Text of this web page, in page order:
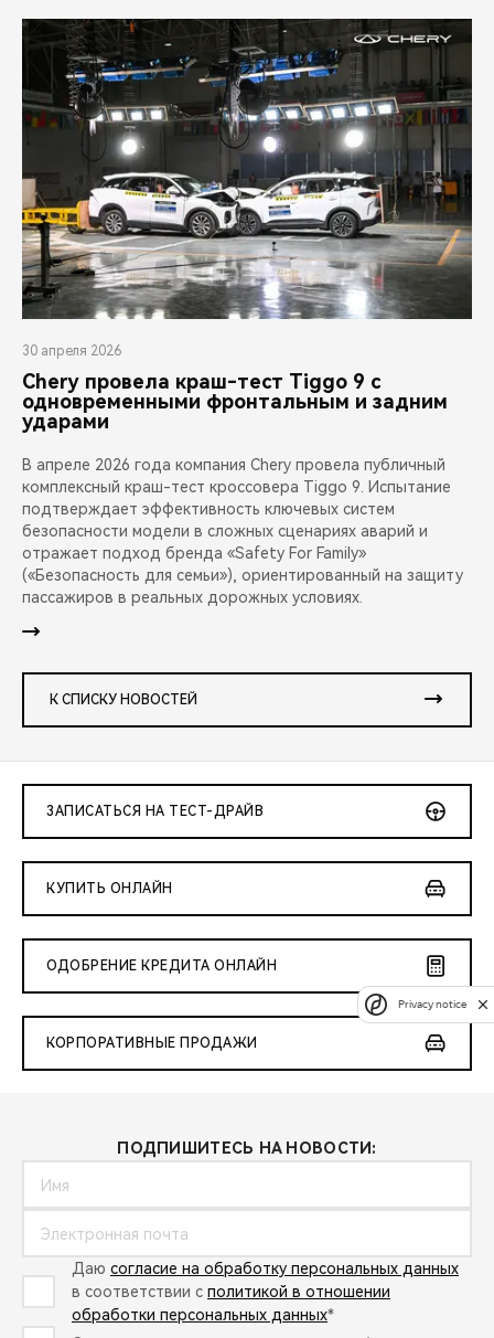
30 апреля 2026
Chery провела краш-тест Tiggo 9 с
одновременными фронтальным и задним
ударами
В апреле 2026 года компания Chery провела публичный
комплексный краш-тест кроссовера Tiggo 9. Испытание
подтверждает эффективность ключевых систем
безопасности модели в сложных сценариях аварий и
отражает подход бренда «Safety For Family»
(«Безопасность для семьи»), ориентированный на защиту
пассажиров в реальных дорожных условиях.
К СПИСКУ НОВОСТЕЙ
ЗАПИСАТЬСЯ НА ТЕСТ-ДРАЙВ
КУПИТЬ ОНЛАЙН
ОДОБРЕНИЕ КРЕДИТА ОНЛАЙН
КОРПОРАТИВНЫЕ ПРОДАЖИ
ПОДПИШИТЕСЬ НА НОВОСТИ:
Даю согласие на обработку персональных данных
в соответствии с политикой в отношении
обработки персональных данных*
Privacy notice